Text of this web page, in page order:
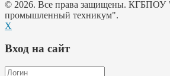
© 2026. Все права защищены. КГБПОУ
промышленный техникум".
X
Вход на сайт